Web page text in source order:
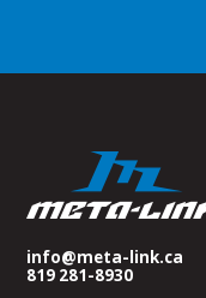
info@meta-link.ca
819 281-8930